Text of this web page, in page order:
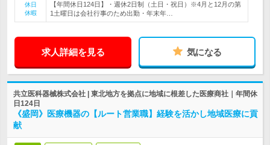
休日
休暇
【年間休日124日】・週休2日制（土日・祝日）※4月と12月の第
1土曜日は会社行事のため出勤・年末年…
求人詳細を見る 気になる
共立医科器械株式会社 | 東北地方を拠点に地域に根差した医療商社｜年間休
日124日
《盛岡》医療機器の【ルート営業職】経験を活かし地域医療に貢
献